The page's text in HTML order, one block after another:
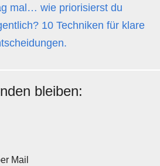
mal… wie priorisierst du
10 Techniken für klare
bleiben:
Mail